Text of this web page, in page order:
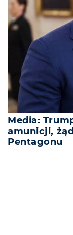
Media:
amunicji,
Pentagonu